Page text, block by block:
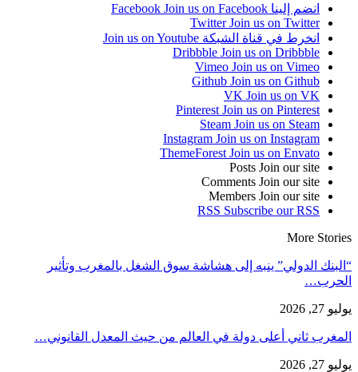
انضم إلينا Facebook Join us on Facebook
Twitter Join us on Twitter
انخرط في قناة الشبكة Join us on Youtube
Dribbble Join us on Dribbble
Vimeo Join us on Vimeo
Github Join us on Github
VK Join us on VK
Pinterest Join us on Pinterest
Steam Join us on Steam
Instagram Join us on Instagram
ThemeForest Join us on Envato
Posts Join our site
Comments Join our site
Members Join our site
RSS Subscribe our RSS
More Stories
“البنك الدولي” ينبه إلى هشاشة سوق الشغل بالمغرب وتأثير
الحرب…
يوليو 27, 2026
المغرب ثاني أعلى دولة في العالم من حيث المعدل القانوني…
يوليو 27, 2026